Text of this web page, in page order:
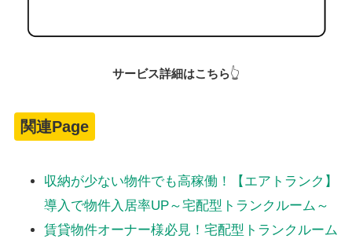
サービス詳細はこちら👆
関連Page
収納が少ない物件でも高稼働！【エアトランク】
導入で物件入居率UP～宅配型トランクルーム～
賃貸物件オーナー様必見！宅配型トランクルーム